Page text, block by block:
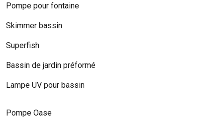
Pompe pour fontaine
Skimmer bassin
Superfish
Bassin de jardin préformé
Lampe UV pour bassin
Pompe Oase